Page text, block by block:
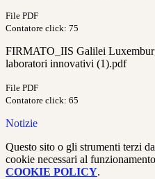
File PDF
Contatore click: 75
FIRMATO_IIS Galilei
laboratori innovativi (1).pdf
File PDF
Contatore click: 65
Notizie
Questo sito o gli strumenti terzi
cookie necessari al
COOKIE POLICY.